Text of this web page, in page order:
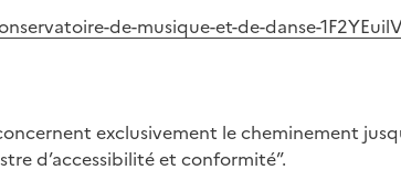
de-musique-et-de-danse-
exclusivement le cheminement
d’accessibilité et conformité”.